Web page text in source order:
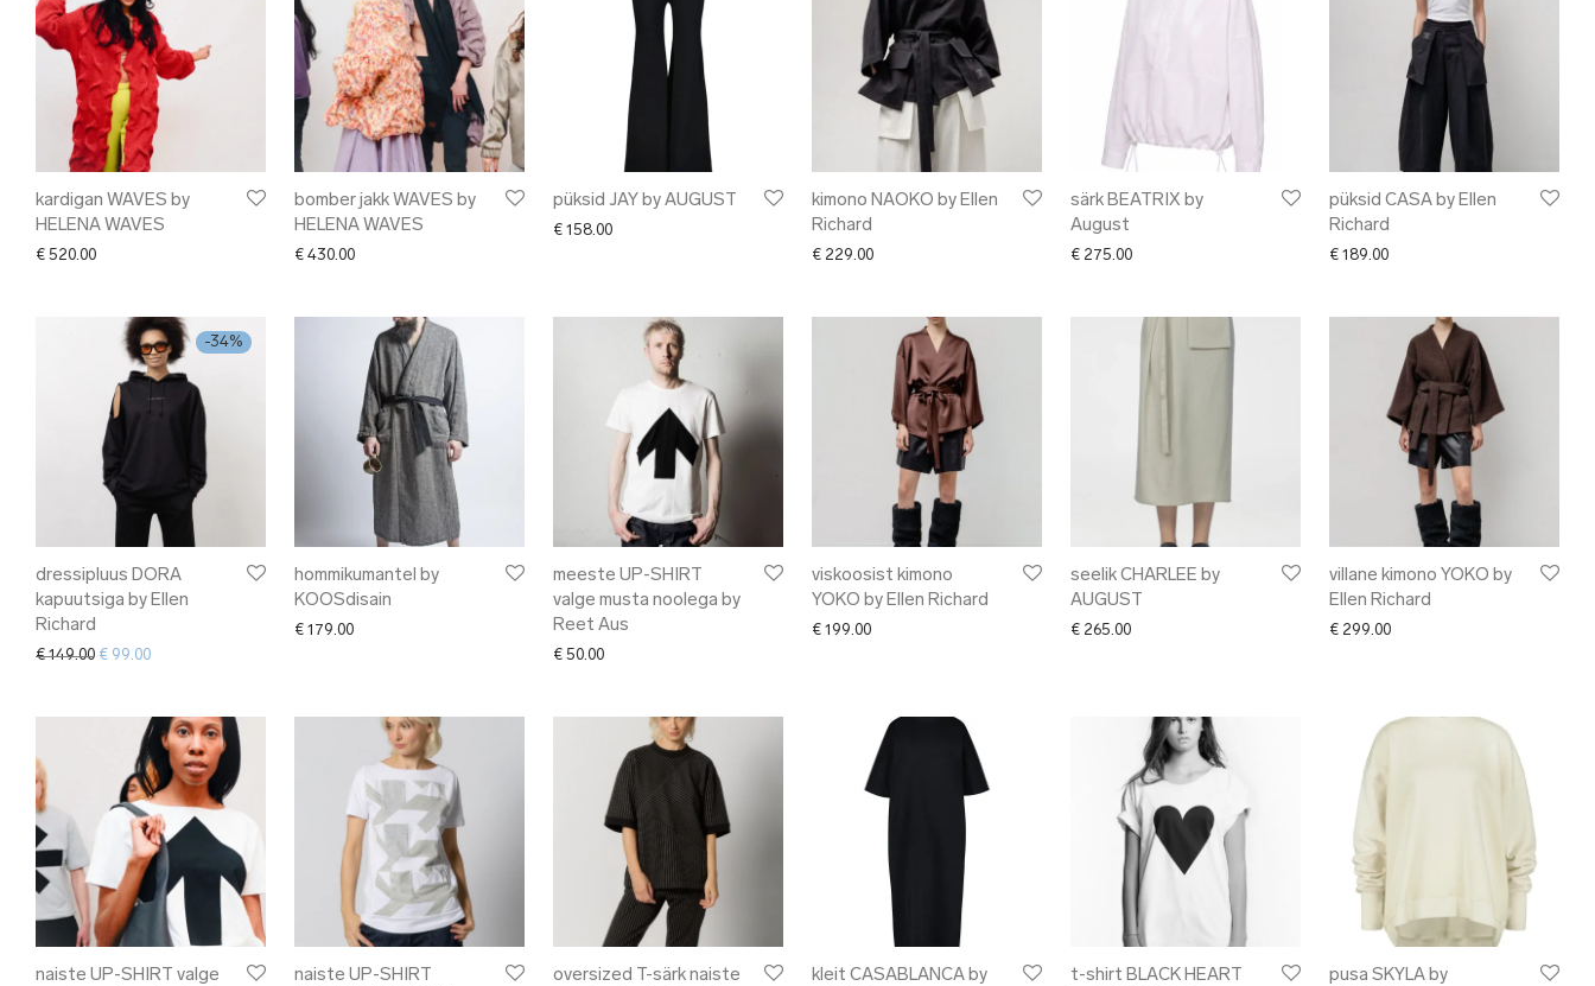
kardigan WAVES by
HELENA WAVES
€ 520.00
bomber jakk WAVES by
HELENA WAVES
€ 430.00
püksid JAY by AUGUST
€ 158.00
kimono NAOKO by Ellen
Richard
€ 229.00
särk BEATRIX by
August
€ 275.00
püksid CASA by Ellen
Richard
€ 189.00
-34%
dressipluus DORA
kapuutsiga by Ellen
Richard
€149.00 Algne hind oli: € 149.00.
€ 99.00Current price is: € 99.00.
hommikumantel by
KOOSdisain
€ 179.00
meeste UP-SHIRT
valge musta noolega by
Reet Aus
€ 50.00
viskoosist kimono
YOKO by Ellen Richard
€ 199.00
seelik CHARLEE by
AUGUST
€ 265.00
villane kimono YOKO by
Ellen Richard
€ 299.00
naiste UP-SHIRT valge
naiste UP-SHIRT
oversized T-särk naiste
kleit CASABLANCA by
t-shirt BLACK HEART
pusa SKYLA by